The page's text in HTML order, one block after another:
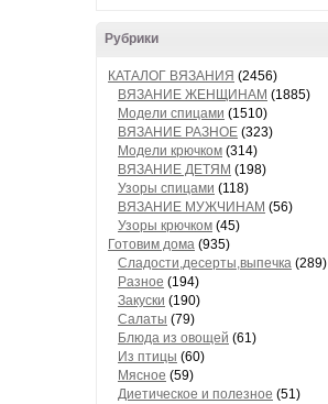
Рубрики
КАТАЛОГ ВЯЗАНИЯ (2456)
ВЯЗАНИЕ ЖЕНЩИНАМ (1885)
Модели спицами (1510)
ВЯЗАНИЕ РАЗНОЕ (323)
Модели крючком (314)
ВЯЗАНИЕ ДЕТЯМ (198)
Узоры спицами (118)
ВЯЗАНИЕ МУЖЧИНАМ (56)
Узоры крючком (45)
Готовим дома (935)
Сладости,десерты,выпечка (289)
Разное (194)
Закуски (190)
Салаты (79)
Блюда из овощей (61)
Из птицы (60)
Мясное (59)
Диетическое и полезное (51)